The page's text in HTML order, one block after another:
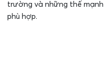
trường và những thế
phù hợp.